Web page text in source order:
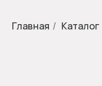
Главная / Каталог